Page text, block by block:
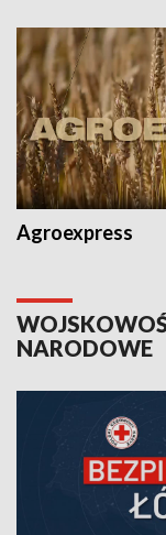
Agroexpress
NARODOWE